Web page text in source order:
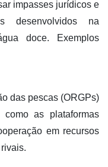
impasses jurídicos e
desenvolvidos na
doce. Exemplos
das pescas (ORGPs)
as plataformas
em recursos